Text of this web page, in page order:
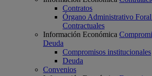
Contratos
Órgano Administrativo
Contractuales
Información Económica
Deuda
Compromisos institucionales
Deuda
Convenios